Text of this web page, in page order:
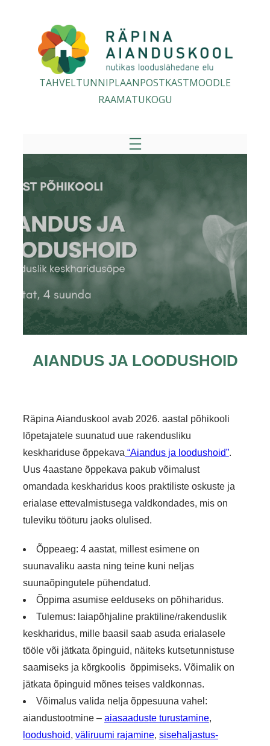
TAHVELTUNNIPLAANPOSTKASTMOODLE
RAAMATUKOGU
AIANDUS JA LOODUSHOID
Räpina Aianduskool avab 2026. aastal põhikooli
lõpetajatele suunatud uue rakendusliku
keskhariduse õppekava “Aiandus ja loodushoid”.
Uus 4aastane õppekava pakub võimalust
omandada keskharidus koos praktiliste oskuste ja
erialase ettevalmistusega valdkondades, mis on
tuleviku tööturu jaoks olulised.
Õppeaeg: 4 aastat, millest esimene on
suunavaliku aasta ning teine kuni neljas
suunaõpingutele pühendatud.
Õppima asumise eelduseks on põhiharidus.
Tulemus: laiapõhjaline praktiline/rakenduslik
keskharidus, mille baasil saab asuda erialasele
tööle või jätkata õpinguid, näiteks kutsetunnistuse
saamiseks ja kõrgkoolis õppimiseks. Võimalik on
jätkata õpinguid mõnes teises valdkonnas.
Võimalus valida nelja õppesuuna vahel:
aiandustootmine – aiasaaduste turustamine,
loodushoid, väliruumi rajamine, sisehaljastus-